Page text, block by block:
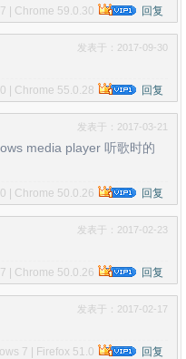
| Chrome 59.0.30 回复
发表于：2017-09-30
| Chrome 55.0.28 回复
发表于：2017-03-21
media player 听歌时的
| Chrome 50.0.26 回复
发表于：2017-02-23
| Chrome 50.0.26 回复
发表于：2017-02-17
7 | Firefox 51.0 回复